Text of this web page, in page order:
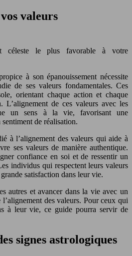
valeurs
céleste le plus favorable à votre
à son épanouissement nécessite
de ses valeurs fondamentales. Ces
orientant chaque action et chaque
L’alignement de ces valeurs avec les
un sens à la vie, favorisant une
de réalisation.
à l’alignement des valeurs qui aide à
ses valeurs de manière authentique.
confiance en soi et de ressentir un
individus qui respectent leurs valeurs
satisfaction dans leur vie.
autres et avancer dans la vie avec un
l’alignement des valeurs. Pour ceux qui
à leur vie, ce guide pourra servir de
signes astrologiques